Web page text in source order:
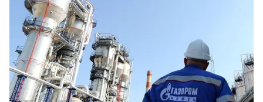
Y tế
Thế giới
Tin tức
Kinh tế